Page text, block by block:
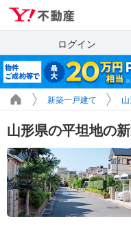
ログイン
新築一戸建て
山形県の平坦地の